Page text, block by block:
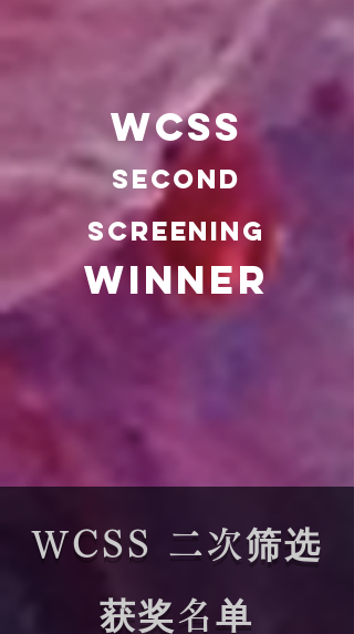
WCSS
Second
screening
Winner
WCSS 二次筛选
获奖名单